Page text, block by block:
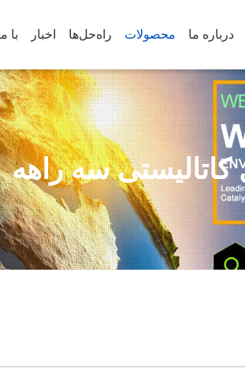
درباره ما محصولات راه‌حل‌ها اخبار با
کاتالیستی سه راهه